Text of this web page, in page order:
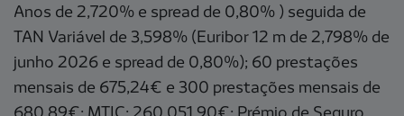
Anos de 2,720% e spread de 0,80% ) seguida de
TAN Variável de 3,598% (Euribor 12 m de 2,798% de
junho 2026 e spread de 0,80%); 60 prestações
mensais de 675,24€ e 300 prestações mensais de
680,89€; MTIC: 260.051,90€; Prémio de Seguro